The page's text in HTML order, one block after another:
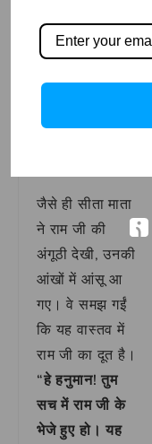
प्रमाण के लिए राम
जी की यह अंगूठी
लाया हूं।”और
जैसे ही सीता माता
ने राम जी की
अंगूठी देखी, उनकी
आंखों में आंसू आ
गए। वे समझ गईं
कि यह वास्तव में
राम जी का दूत है।
“हे हनुमान! तुम
सच में राम जी के
भेजे हुए हो। यह